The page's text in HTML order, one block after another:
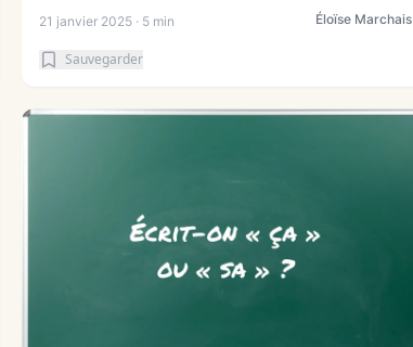
21 janvier 2025 · 5 min Éloïse Marchais
Sauvegarder